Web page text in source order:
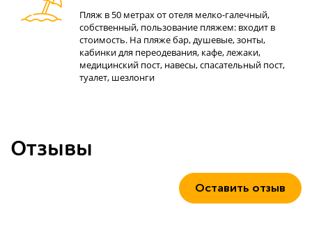
Пляж в 50 метрах от отеля мелко-галечный,
собственный, пользование пляжем: входит в
стоимость. На пляже бар, душевые, зонты,
кабинки для переодевания, кафе, лежаки,
медицинский пост, навесы, спасательный пост,
туалет, шезлонги
Отзывы
Оставить отзыв